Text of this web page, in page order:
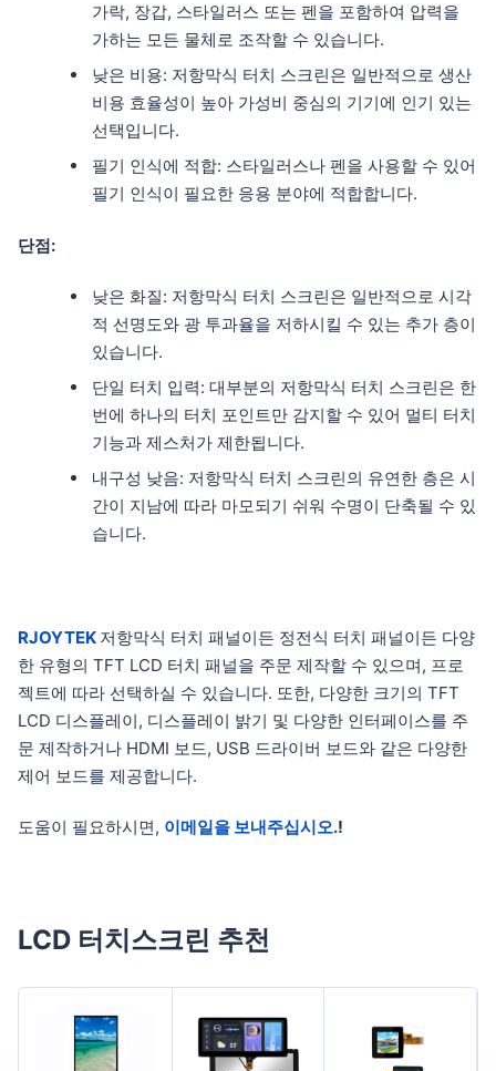
가락, 장갑, 스타일러스 또는 펜을 포함하여 압력을
가하는 모든 물체로 조작할 수 있습니다.
낮은 비용: 저항막식 터치 스크린은 일반적으로 생산
비용 효율성이 높아 가성비 중심의 기기에 인기 있는
선택입니다.
필기 인식에 적합: 스타일러스나 펜을 사용할 수 있어
필기 인식이 필요한 응용 분야에 적합합니다.
단점:
낮은 화질: 저항막식 터치 스크린은 일반적으로 시각
적 선명도와 광 투과율을 저하시킬 수 있는 추가 층이
있습니다.
단일 터치 입력: 대부분의 저항막식 터치 스크린은 한
번에 하나의 터치 포인트만 감지할 수 있어 멀티 터치
기능과 제스처가 제한됩니다.
내구성 낮음: 저항막식 터치 스크린의 유연한 층은 시
간이 지남에 따라 마모되기 쉬워 수명이 단축될 수 있
습니다.
RJOYTEK 저항막식 터치 패널이든 정전식 터치 패널이든 다양
한 유형의 TFT LCD 터치 패널을 주문 제작할 수 있으며, 프로
젝트에 따라 선택하실 수 있습니다. 또한, 다양한 크기의 TFT
LCD 디스플레이, 디스플레이 밝기 및 다양한 인터페이스를 주
문 제작하거나 HDMI 보드, USB 드라이버 보드와 같은 다양한
제어 보드를 제공합니다.
도움이 필요하시면, 이메일을 보내주십시오.!
LCD 터치스크린 추천